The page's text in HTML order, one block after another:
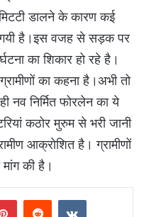
डालने के कारण कई
है।इस वजह से सड़क पर
का शिकार हो रहे है।
का कहना है।अभी तो
नव निर्मित फोरलेन का ये
कठोर मुरुम से भरी जानी
आक्रोशित है। ग्रामीणों
की है।